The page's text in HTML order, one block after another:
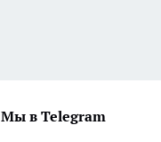
Мы в Telegram